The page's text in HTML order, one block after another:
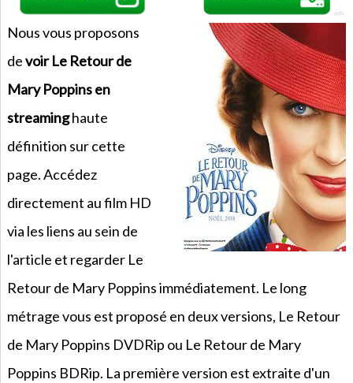
Nous vous proposons
devoir Le Retour de
Mary Poppins en
streaminghaute
définition sur cette
page. Accédez
directement au film HD
via les liens au sein de
l'article et regarder Le
Retour de Mary Poppins immédiatement. Le long
métrage vous est proposé en deux versions, Le Retour
de Mary Poppins DVDRip ou Le Retour de Mary
Poppins BDRip. La première version est extraite d'un